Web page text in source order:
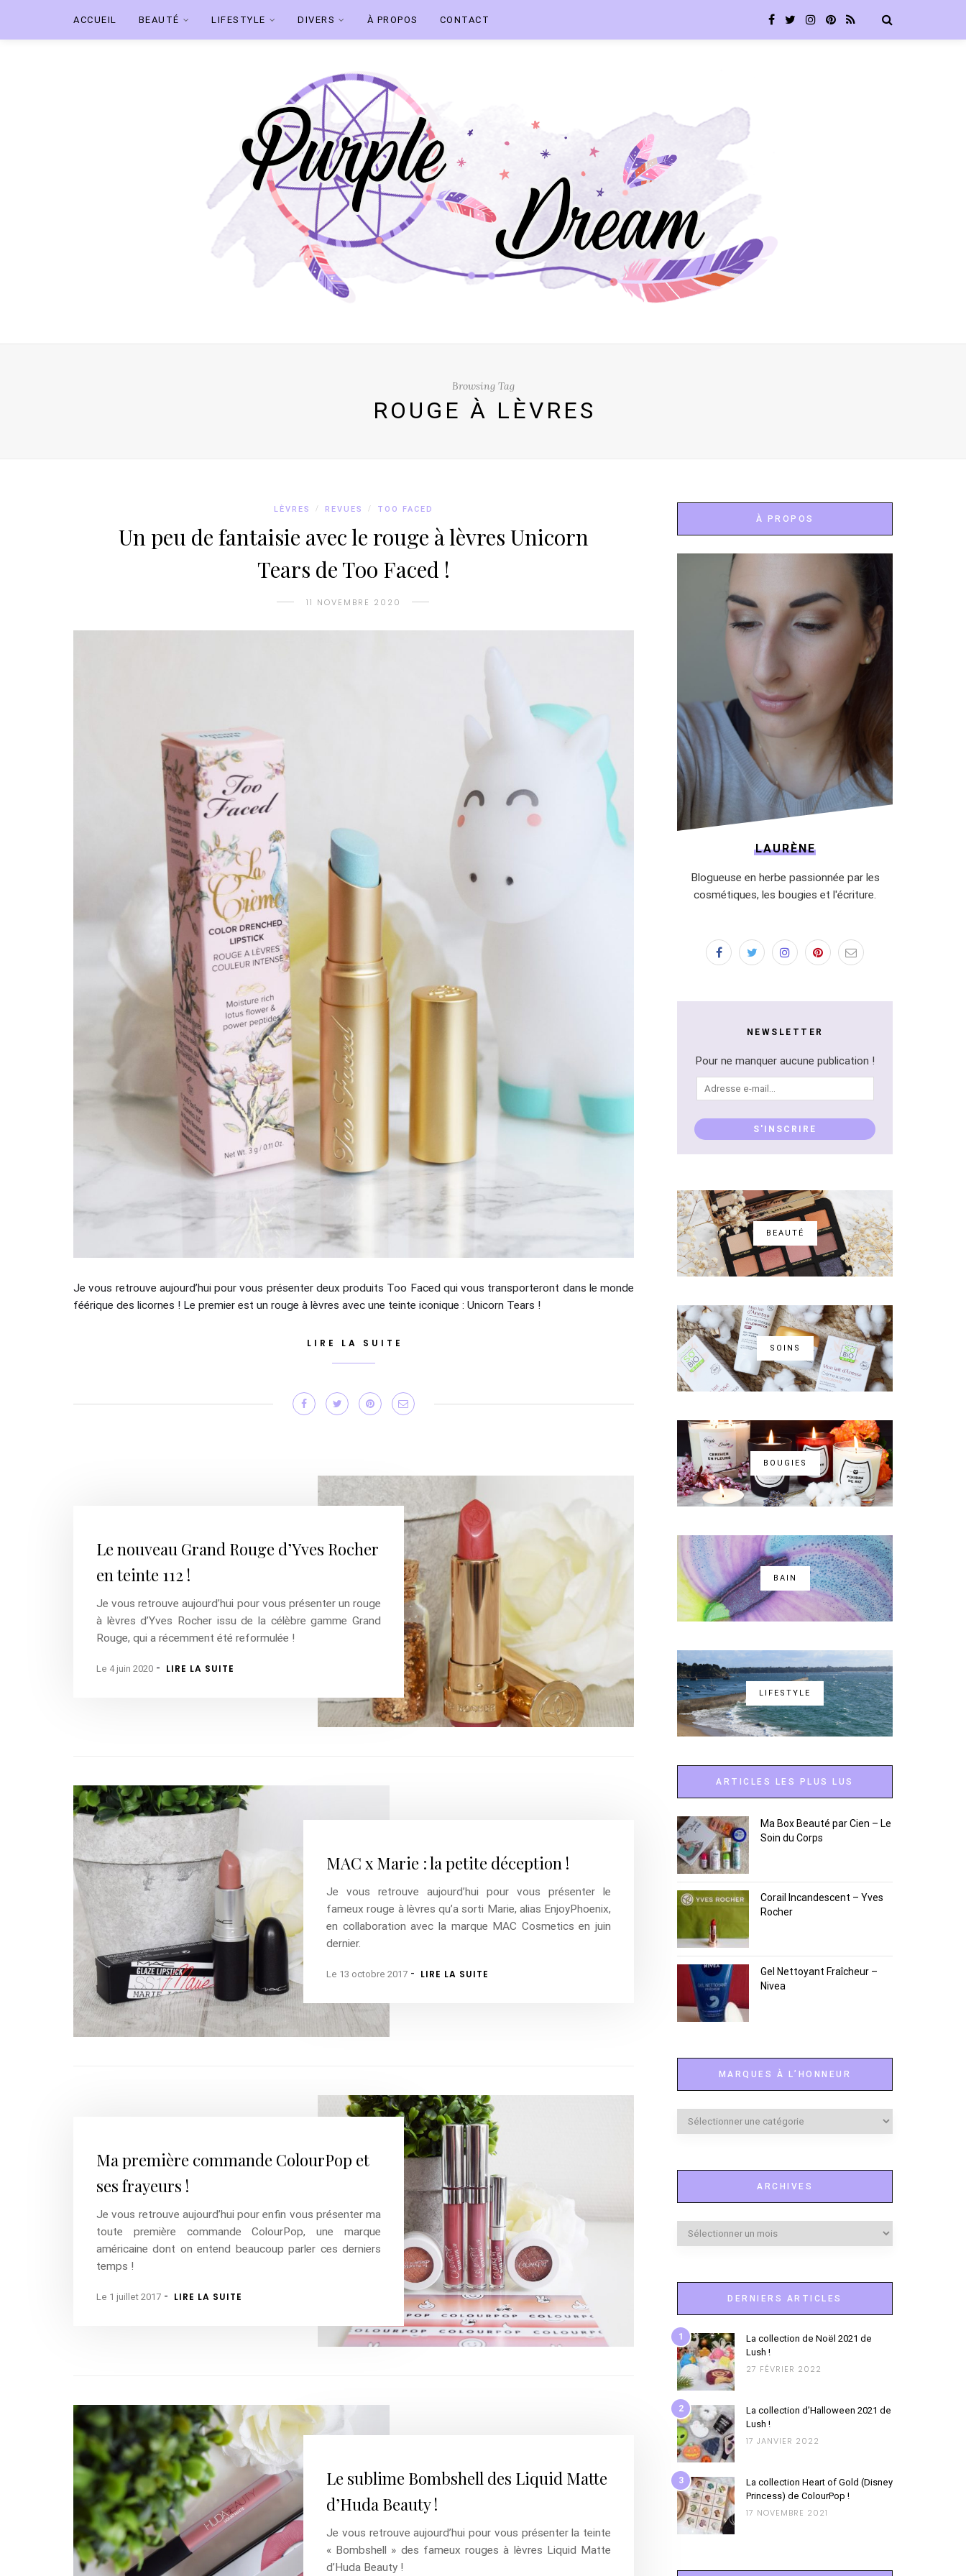
ACCUEIL BEAUTÉ LIFESTYLE DIVERS À PROPOS CONTACT
Browsing Tag
ROUGE À LÈVRES
LÈVRES / REVUES / TOO FACED
Un peu de fantaisie avec le rouge à lèvres Unicorn
Tears de Too Faced !
11 NOVEMBRE 2020
Je vous retrouve aujourd’hui pour vous présenter deux produits Too Faced qui vous transporteront dans le monde
féérique des licornes ! Le premier est un rouge à lèvres avec une teinte iconique : Unicorn Tears !
LIRE LA SUITE
Le nouveau Grand Rouge d’Yves Rocher
en teinte 112 !
Je vous retrouve aujourd’hui pour vous présenter un rouge
à lèvres d’Yves Rocher issu de la célèbre gamme Grand
Rouge, qui a récemment été reformulée !
Le 4 juin 2020 - LIRE LA SUITE
MAC x Marie : la petite déception !
Je vous retrouve aujourd’hui pour vous présenter le
fameux rouge à lèvres qu’a sorti Marie, alias EnjoyPhoenix,
en collaboration avec la marque MAC Cosmetics en juin
dernier.
Le 13 octobre 2017 - LIRE LA SUITE
Ma première commande ColourPop et
ses frayeurs !
Je vous retrouve aujourd’hui pour enfin vous présenter ma
toute première commande ColourPop, une marque
américaine dont on entend beaucoup parler ces derniers
temps !
Le 1 juillet 2017 - LIRE LA SUITE
Le sublime Bombshell des Liquid Matte
d’Huda Beauty !
Je vous retrouve aujourd’hui pour vous présenter la teinte
« Bombshell » des fameux rouges à lèvres Liquid Matte
d’Huda Beauty !
À PROPOS
LAURÈNE
Blogueuse en herbe passionnée par les
cosmétiques, les bougies et l'écriture.
NEWSLETTER
Pour ne manquer aucune publication !
Adresse
e-
S'INSCRIRE
BEAUTÉ
SOINS
BOUGIES
BAIN
LIFESTYLE
ARTICLES LES PLUS LUS
Ma Box Beauté par Cien – Le
Soin du Corps
Corail Incandescent – Yves
Rocher
Gel Nettoyant Fraîcheur –
Nivea
MARQUES À L’HONNEUR
Marques
ARCHIVES
Archives
DERNIERS ARTICLES
1
La collection de Noël 2021 de
Lush !
27 FÉVRIER 2022
2
La collection d’Halloween 2021 de
Lush !
17 JANVIER 2022
3
La collection Heart of Gold (Disney
Princess) de ColourPop !
17 NOVEMBRE 2021